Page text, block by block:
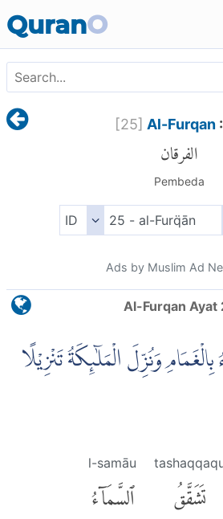
QuranO
[25] Al-Furqan
الفرقان
Pembeda
Ads by Muslim Ad
Al-Furqan Ayat
وَنُزِّلَ الْمَلٰۤىِٕكَةُ تَنْزِيْلًا
تَشَقَّقُ
l-samāu
ٱلسَّمَآءُ